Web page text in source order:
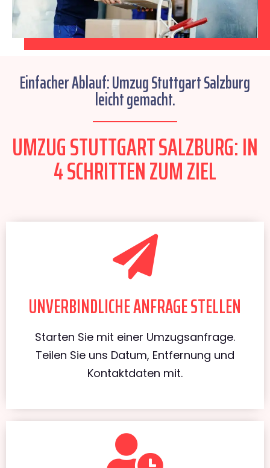
Einfacher Ablauf: Umzug Stuttgart Salzburg
leicht gemacht.
UMZUG STUTTGART SALZBURG: IN
4 SCHRITTEN ZUM ZIEL
UNVERBINDLICHE ANFRAGE STELLEN
Starten Sie mit einer Umzugsanfrage.
Teilen Sie uns Datum, Entfernung und
Kontaktdaten mit.